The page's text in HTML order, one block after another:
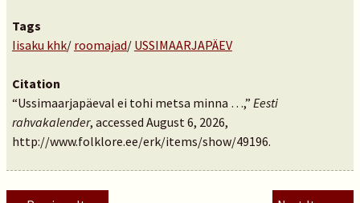
Tags
Iisaku khk/ roomajad/ USSIMAARJAPÄEV
Citation
“Ussimaarjapäeval ei tohi metsa minna …,” Eesti
rahvakalender, accessed August 6, 2026,
http://www.folklore.ee/erk/items/show/49196.